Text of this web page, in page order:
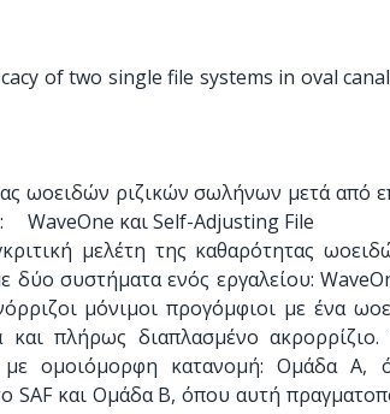
of two single file systems in oval
ωοειδών ριζικών σωλήνων μετά από
WaveOne και Self-Adjusting File
μελέτη της καθαρότητας
συστήματα ενός εργαλείου:
μόνιμοι προγόμφιοι με ένα
πλήρως διαπλασμένο
ομοιόμορφη κατανομή: Ομάδα Α,
SAF και Ομάδα Β, όπου αυτή